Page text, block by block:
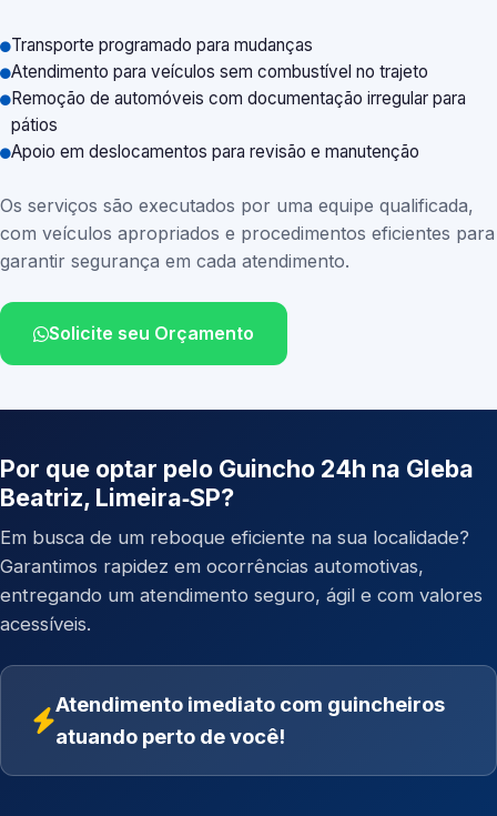
Transporte programado para mudanças
Atendimento para veículos sem combustível no trajeto
Remoção de automóveis com documentação irregular para
pátios
Apoio em deslocamentos para revisão e manutenção
Os serviços são executados por uma equipe qualificada,
com veículos apropriados e procedimentos eficientes para
garantir segurança em cada atendimento.
Solicite seu Orçamento
Por que optar pelo Guincho 24h na Gleba
Beatriz, Limeira‑SP?
Em busca de um reboque eficiente na sua localidade?
Garantimos rapidez em ocorrências automotivas,
entregando um atendimento seguro, ágil e com valores
acessíveis.
Atendimento imediato com guincheiros
atuando perto de você!